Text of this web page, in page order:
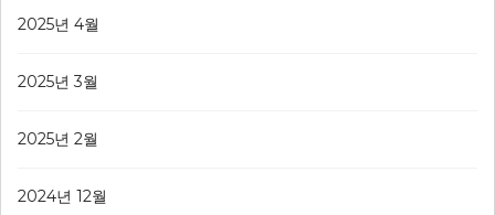
2025년 4월
2025년 3월
2025년 2월
2024년 12월